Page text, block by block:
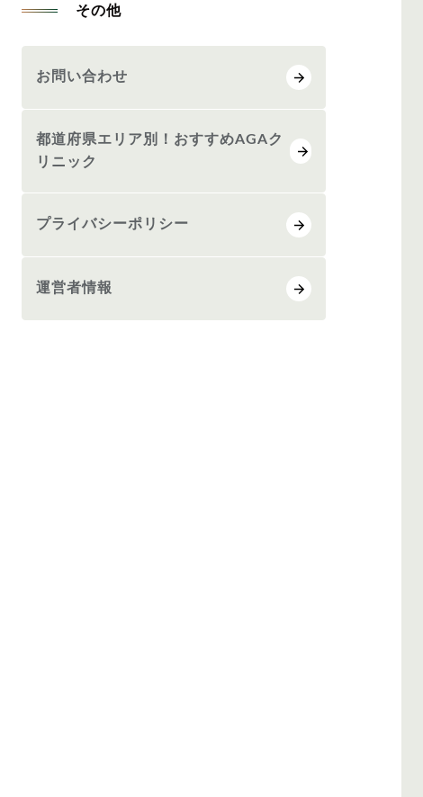
その他
お問い合わせ
都道府県エリア別！おすすめAGAク
リニック
プライバシーポリシー
運営者情報